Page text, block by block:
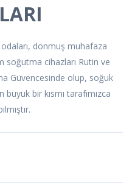
donmuş muhafaza
soğutma cihazları Rutin ve
Güvencesinde olup, soğuk
büyük bir kısmı tarafımızca